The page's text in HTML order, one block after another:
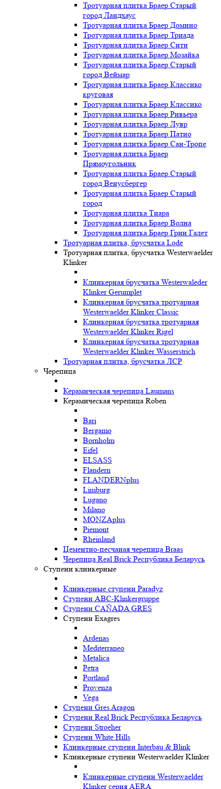
Тротуарная плитка Браер Старый
город Ландхаус
Тротуарная плитка Браер Домино
Тротуарная плитка Браер Триада
Тротуарная плитка Браер Сити
Тротуарная плитка Браер Мозайка
Тротуарная плитка Браер Старый
город Веймар
Тротуарная плитка Браер Классико
круговая
Тротуарная плитка Браер Классико
Тротуарная плитка Браер Ривьера
Тротуарная плитка Браер Лувр
Тротуарная плитка Браер Патио
Тротуарная плитка Браер Сан-Тропе
Тротуарная плитка Браер
Прямоугольник
Тротуарная плитка Браер Старый
город Венусбергер
Тротуарная плитка Браер Старый
город
Тротуарная плитка Тиара
Тротуарная плитка Браер Волна
Тротуарная плитка Браер Грин Галет
Тротуарная плитка, брусчатка Lode
Тротуарная плитка, брусчатка Westerwaelder
Klinker
Клинкерная брусчатка Westerwaleder
Klinker Gerumplet
Клинкерная брусчатка тротуарная
Westerwaelder Klinker Classic
Клинкерная брусчатка тротуарная
Westerwaelder Klinker Rigel
Клинкерная брусчатка тротуарная
Westerwaelder Klinker Wasserstrich
Тротуарная плитка, брусчатка ЛСР
Черепица
Керамическая черепица Laumans
Керамическая черепица Roben
Bari
Bergamo
Bornholm
Eifel
ELSASS
Flandern
FLANDERNplus
Limburg
Lugano
Milano
MONZAplus
Piemont
Rheinland
Цементно-песчаная черепица Braas
Черепица Real Brick Республика Беларусь
Ступени клинкерные
Клинкерные ступени Paradyz
Ступени ABC-Klinkergruppe
Ступени CAÑADA GRES
Ступени Exagres
Ardenas
Mediterraneo
Metalica
Petra
Portland
Provenza
Vega
Ступени Gres Aragon
Ступени Real Brick Республика Беларусь
Ступени Stroeher
Ступени White Hills
Клинкерные ступени Interbau & Blink
Клинкерные ступени Westerwaelder Klinker
Клинкерные ступени Westerwaelder
Klinker серия AERA